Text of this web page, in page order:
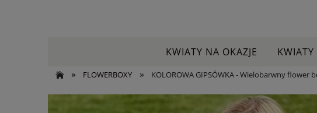
KWIATY NA OKAZJE
»
FLOWERBOXY » KOLOROWA GIPSÓWKA - Wielobarwny flower